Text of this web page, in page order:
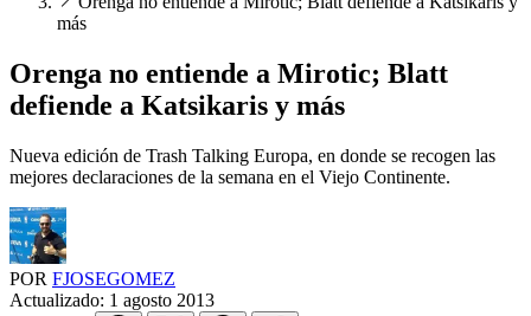
más
Orenga no entiende a Mirotic; Blatt
defiende a Katsikaris y más
Nueva edición de Trash Talking Europa, en donde se recogen las
mejores declaraciones de la semana en el Viejo Continente.
POR FJOSEGOMEZ
Actualizado: 1 agosto 2013